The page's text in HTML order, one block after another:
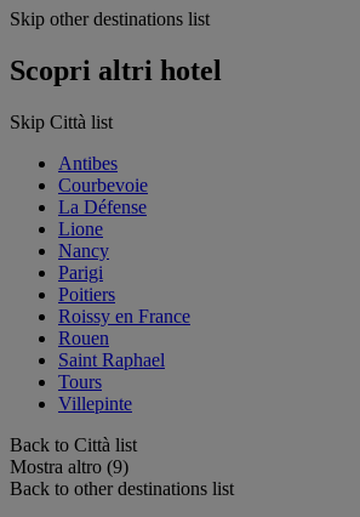
Skip other destinations list
Scopri altri hotel
Skip Città list
Antibes
Courbevoie
La Défense
Lione
Nancy
Parigi
Poitiers
Roissy en France
Rouen
Saint Raphael
Tours
Villepinte
Back to Città list
Mostra altro (9)
Back to other destinations list